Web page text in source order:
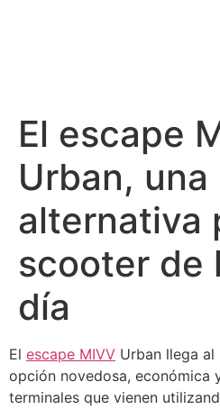
El escape
Urban, una
alternativa
scooter de
día
El escape MIVV Urban llega
opción novedosa, económica
terminales que vienen